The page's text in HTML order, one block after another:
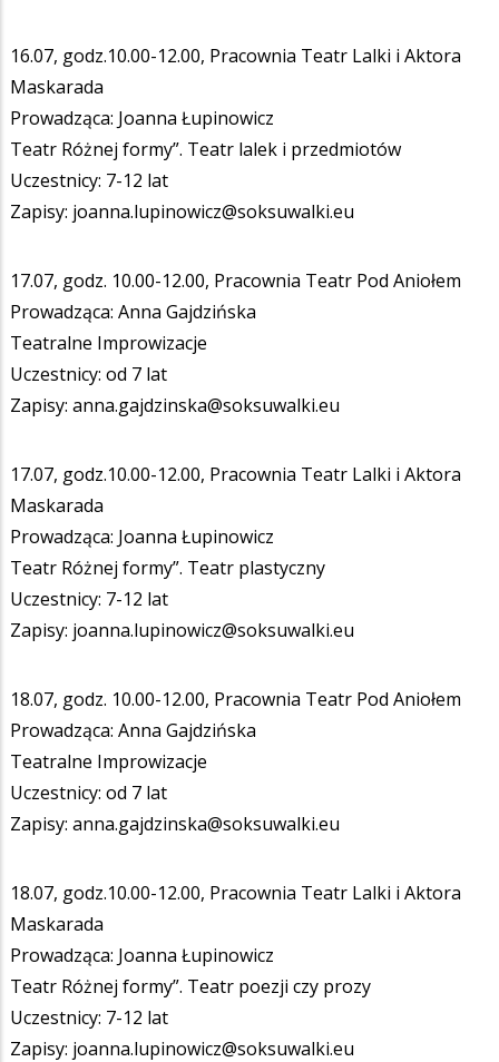
16.07, godz.10.00-12.00, Pracownia Teatr Lalki i Aktora
Maskarada
Prowadząca: Joanna Łupinowicz
Teatr Różnej formy”. Teatr lalek i przedmiotów
Uczestnicy: 7-12 lat
Zapisy: joanna.lupinowicz@soksuwalki.eu
17.07, godz. 10.00-12.00, Pracownia Teatr Pod Aniołem
Prowadząca: Anna Gajdzińska
Teatralne Improwizacje
Uczestnicy: od 7 lat
Zapisy: anna.gajdzinska@soksuwalki.eu
17.07, godz.10.00-12.00, Pracownia Teatr Lalki i Aktora
Maskarada
Prowadząca: Joanna Łupinowicz
Teatr Różnej formy”. Teatr plastyczny
Uczestnicy: 7-12 lat
Zapisy: joanna.lupinowicz@soksuwalki.eu
18.07, godz. 10.00-12.00, Pracownia Teatr Pod Aniołem
Prowadząca: Anna Gajdzińska
Teatralne Improwizacje
Uczestnicy: od 7 lat
Zapisy: anna.gajdzinska@soksuwalki.eu
18.07, godz.10.00-12.00, Pracownia Teatr Lalki i Aktora
Maskarada
Prowadząca: Joanna Łupinowicz
Teatr Różnej formy”. Teatr poezji czy prozy
Uczestnicy: 7-12 lat
Zapisy: joanna.lupinowicz@soksuwalki.eu